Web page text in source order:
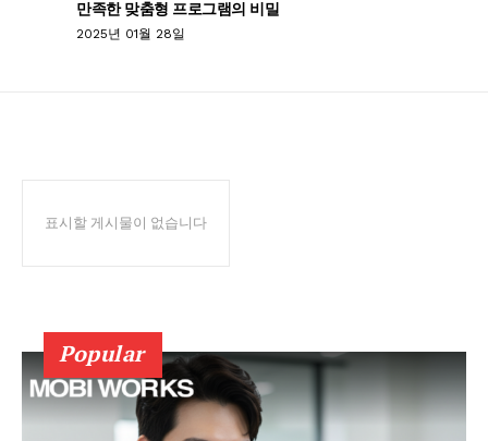
만족한 맞춤형 프로그램의 비밀
2025년 01월 28일
표시할 게시물이 없습니다
Popular